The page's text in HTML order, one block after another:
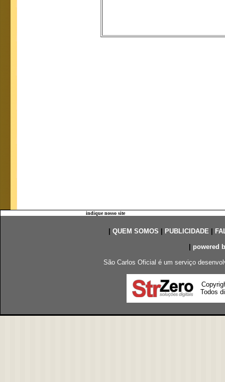
indique nosso site
QUEM SOMOS PUBLICIDADE|
powered
São Carlos Oficial é um serviço
Todos